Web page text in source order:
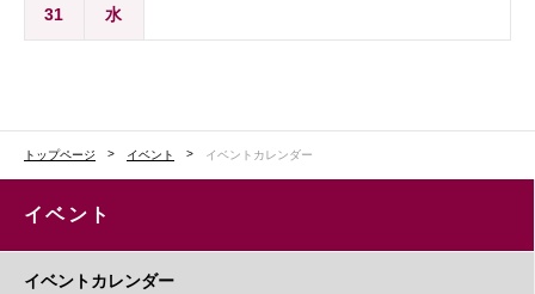
31 水
トップページ イベント イベントカレンダー
イベント
イベントカレンダー